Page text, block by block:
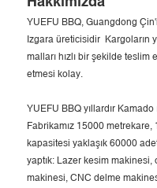
YUEFU BBQ, Guangdong
Izgara üreticisidir Kargoların
malları hızlı bir şekilde
etmesi kolay.
YUEFU BBQ yıllardır
Fabrikamız 15000 metrekare,
kapasitesi yaklaşık 60000
yaptık: Lazer kesim makinesi,
makinesi, CNC delme